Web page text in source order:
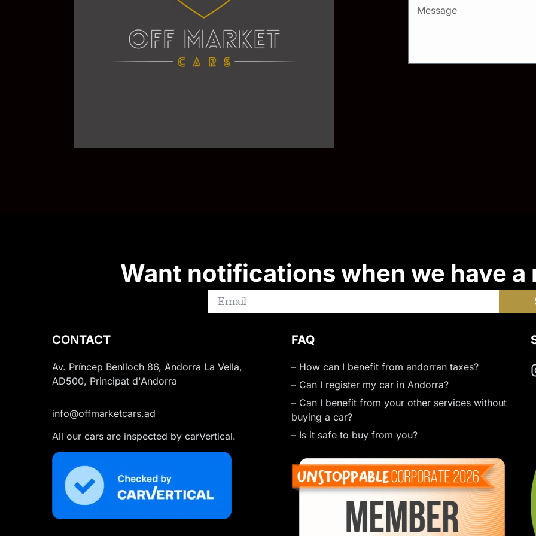
Want notifications when we have a
CONTACT
Av. Príncep Benlloch 86, Andorra La Vella,
AD500, Principat d'Andorra
info@offmarketcars.ad
All our cars are inspected by carVertical.
FAQ
– How can I benefit from andorran taxes?
– Can I register my car in Andorra?
– Can I benefit from your other services without
buying a car?
– Is it safe to buy from you?